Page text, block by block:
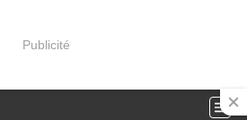
Publicité